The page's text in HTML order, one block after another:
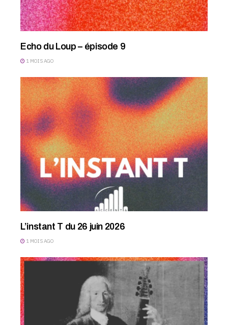
Echo du Loup – épisode 9
1 MOIS AGO
L’instant T du 26 juin 2026
1 MOIS AGO